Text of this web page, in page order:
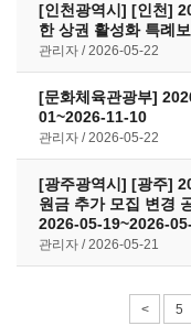
[인천광역시] [인천]
한 상권 활성화 특례
관리자 2026-05-22
[문화체육관광부]
01~2026-11-10
관리자 2026-05-22
[광주광역시] [광주]
원금 추가 모집 변경
2026-05-19~2026-
관리자 2026-05-21
< 5